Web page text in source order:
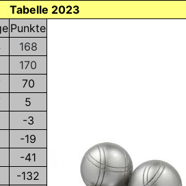
Tabelle 2023
Punkte
168
170
70
5
-3
-19
-41
-132